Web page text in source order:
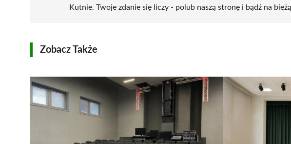
Kutnie. Twoje zdanie się liczy - polub naszą stronę i bądź na
Zobacz Także